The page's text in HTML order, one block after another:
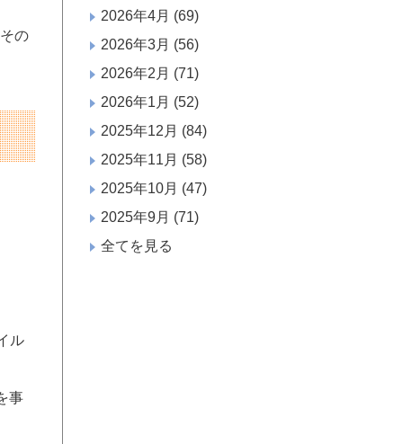
の
ル
事
2026年4月 (69)
2026年3月 (56)
2026年2月 (71)
2026年1月 (52)
2025年12月 (84)
2025年11月 (58)
2025年10月 (47)
2025年9月 (71)
全てを見る